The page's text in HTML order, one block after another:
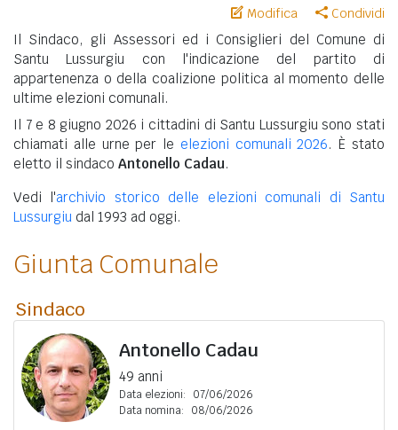
Modifica Condividi
Il Sindaco, gli Assessori ed i Consiglieri del Comune di
Santu Lussurgiu con l'indicazione del partito di
appartenenza o della coalizione politica al momento delle
ultime elezioni comunali.
Il 7 e 8 giugno 2026 i cittadini di Santu Lussurgiu sono stati
chiamati alle urne per le elezioni comunali 2026. È stato
eletto il sindaco Antonello Cadau.
Vedi l'archivio storico delle elezioni comunali di Santu
Lussurgiu dal 1993 ad oggi.
Giunta Comunale
Sindaco
Antonello Cadau
49 anni
Data elezioni:
07/06/2026
Data nomina:
08/06/2026